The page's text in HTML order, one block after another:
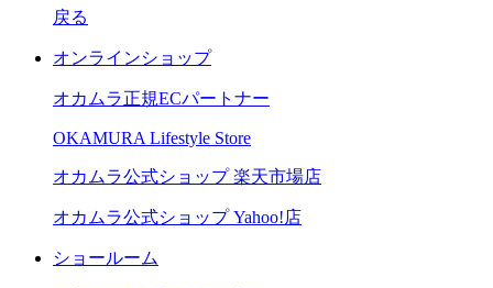
戻る
オンラインショップ
オカムラ正規ECパートナー
OKAMURA Lifestyle Store
オカムラ公式ショップ 楽天市場店
オカムラ公式ショップ Yahoo!店
ショールーム